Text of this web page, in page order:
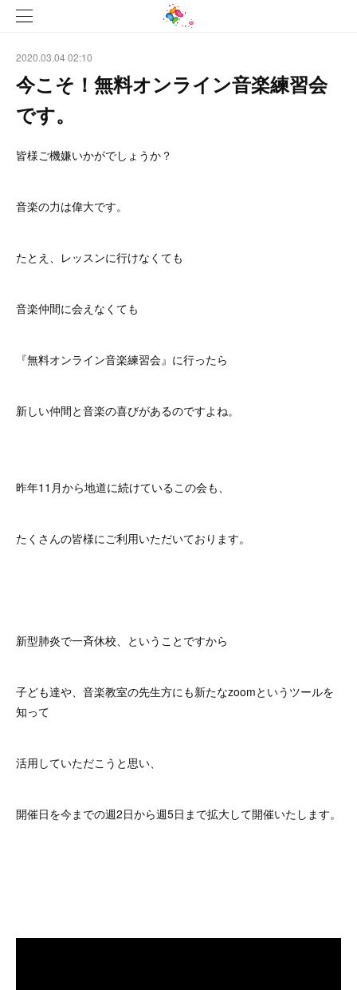
2020.03.04 02:10
今こそ！無料オンライン音楽練習会
です。
皆様ご機嫌いかがでしょうか？
音楽の力は偉大です。
たとえ、レッスンに行けなくても
音楽仲間に会えなくても
『無料オンライン音楽練習会』に行ったら
新しい仲間と音楽の喜びがあるのですよね。
昨年11月から地道に続けているこの会も、
たくさんの皆様にご利用いただいております。
新型肺炎で一斉休校、ということですから
子ども達や、音楽教室の先生方にも新たなzoomというツールを
知って
活用していただこうと思い、
開催日を今までの週2日から週5日まで拡大して開催いたします。